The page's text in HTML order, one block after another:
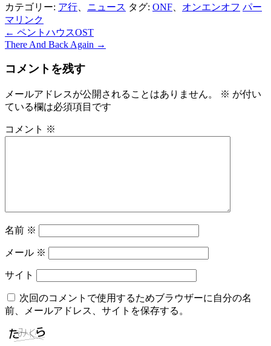
カテゴリー: ア行 ニュース タグ: ONF オンエンオフ パー
マリンク
投
ナ
ビ
ゲ
ー
← ペントハウスOST
There And Back Again →
コメントを残す
メールアドレスが公開されることはありません。 ※ が付い
ている欄は必須項目です
コメント ※
名前 ※
メール ※
サイト
次回のコメントで使用するためブラウザーに自分の名
前、メールアドレス、サイトを保存する。